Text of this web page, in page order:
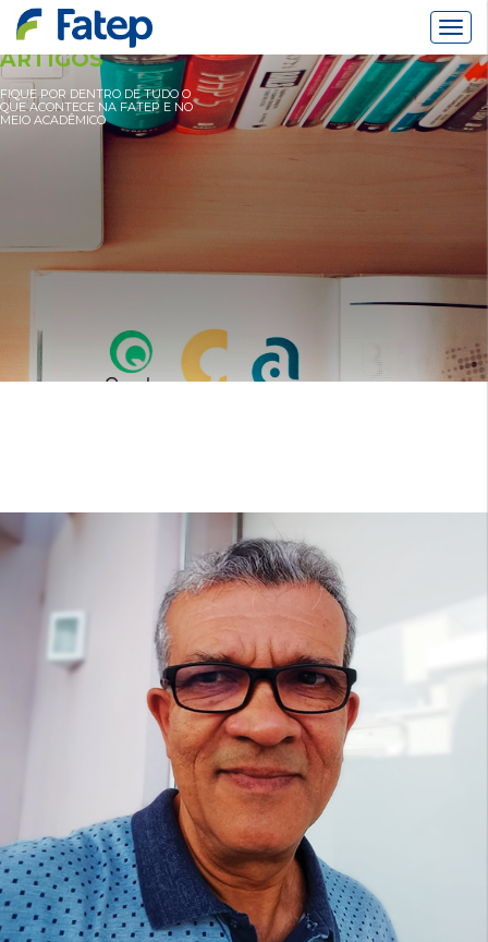
ARTIGOS
FIQUE POR DENTRO DE TUDO O
QUE ACONTECE NA FATEP E NO
MEIO ACADÊMICO